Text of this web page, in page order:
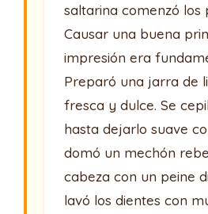
saltarina comenzó los
Causar una buena
impresión era
Preparó una jarra de
fresca y dulce. Se
hasta dejarlo suave
domó un mechón
cabeza con un peine
lavó los dientes con